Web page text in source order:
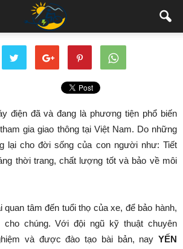
điện đã và đang là phương tiện phổ biến
gia giao thông tại Việt Nam. Do những
lại cho đời sống của con người như: Tiết
thời trang, chất lượng tốt và bảo về môi
quan tâm đến tuổi thọ của xe, để bảo hành,
chúng. Với đội ngũ kỹ thuật chuyên
và được đào tạo bài bản, nay YẾN